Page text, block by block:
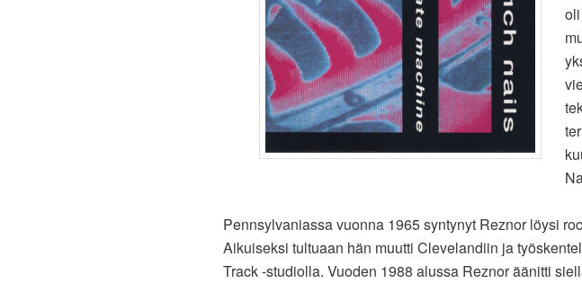
Pennsylvaniassa vuonna 1965 syntynyt Reznor löysi
Aikuiseksi tultuaan hän muutti Clevelandiin ja
Track -studiolla. Vuoden 1988 alussa Reznor äänitti